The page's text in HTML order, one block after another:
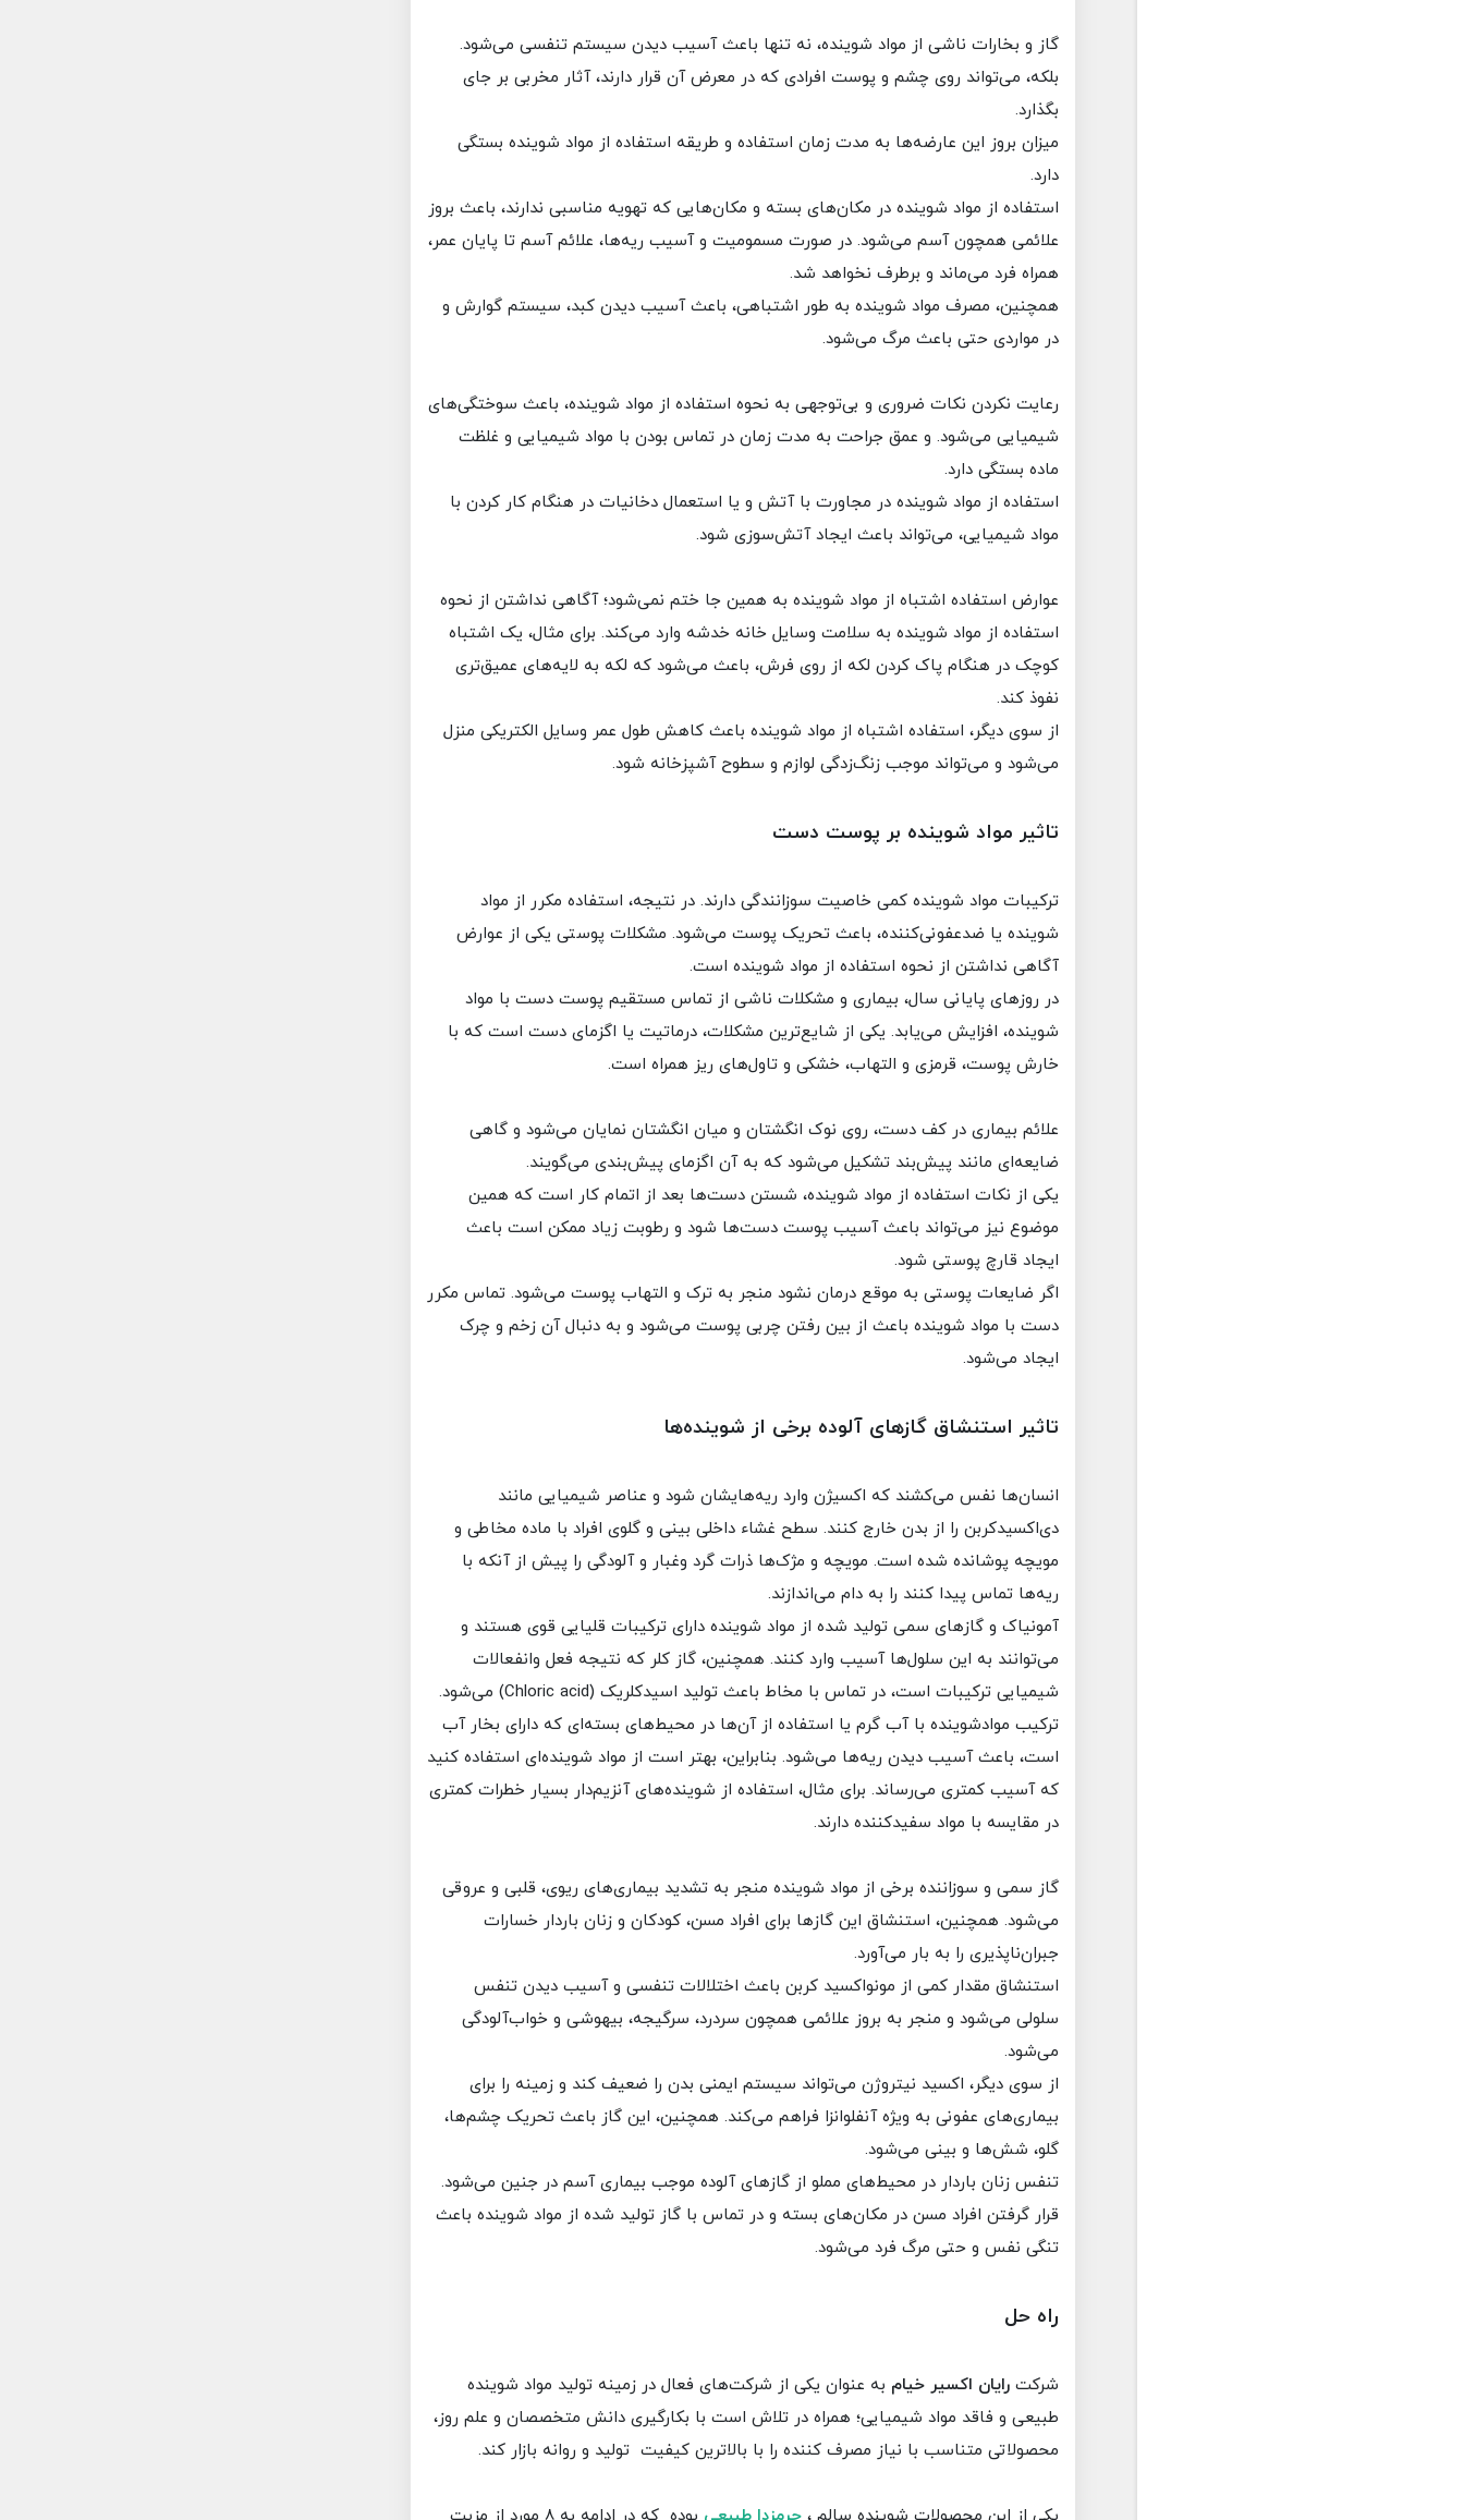
گاز و بخارات ناشی از مواد شوینده، نه تنها باعث آسیب دیدن سیستم تنفسی می‌شود.
بلکه، می‌تواند روی چشم و پوست افرادی که در معرض آن قرار دارند، آثار مخربی بر جای
بگذارد.
میزان بروز این عارضه‌ها به مدت زمان استفاده و طریقه استفاده از مواد شوینده بستگی
دارد.
استفاده از مواد شوینده در مکان‌های بسته و مکان‌هایی که تهویه مناسبی ندارند، باعث بروز
علائمی همچون آسم می‌شود. در صورت مسمومیت و آسیب ریه‌ها، علائم آسم تا پایان عمر،
همراه فرد می‌ماند و برطرف نخواهد شد.
همچنین، مصرف مواد شوینده به طور اشتباهی، باعث آسیب دیدن کبد، سیستم گوارش و
در مواردی حتی باعث مرگ می‌شود.
رعایت نکردن نکات ضروری و بی‌توجهی به نحوه استفاده از مواد شوینده، باعث سوختگی‌های
شیمیایی می‌شود. و عمق جراحت به مدت زمان در تماس بودن با مواد شیمیایی و غلظت
ماده بستگی دارد.
استفاده از مواد شوینده در مجاورت با آتش و یا استعمال دخانیات در هنگام کار کردن با
مواد شیمیایی، می‌تواند باعث ایجاد آتش‌سوزی شود.
عوارض استفاده اشتباه از مواد شوینده به همین ‌جا ختم نمی‌شود؛ آگاهی نداشتن از نحوه
استفاده از مواد شوینده به سلامت وسایل خانه خدشه وارد می‌کند. برای مثال، یک اشتباه
کوچک در هنگام پاک‌ کردن لکه از روی فرش، باعث می‌شود که لکه به لایه‌های عمیق‌تری
نفوذ کند.
از سوی دیگر، استفاده اشتباه از مواد شوینده باعث کاهش طول عمر وسایل الکتریکی منزل
می‌شود و می‌تواند موجب زنگ‌زدگی لوازم و سطوح آشپزخانه شود.
تاثیر مواد شوینده بر پوست دست
ترکیبات مواد شوینده کمی خاصیت سوزانندگی دارند. در نتیجه، استفاده مکرر از مواد
شوینده یا ضدعفونی‌کننده، باعث تحریک پوست می‌شود. مشکلات پوستی یکی از عوارض
آگاهی نداشتن از نحوه استفاده از مواد شوینده است.
در روزهای پایانی سال، بیماری‌ و مشکلات ناشی از تماس مستقیم پوست دست با مواد
شوینده، افزایش می‌یابد. یکی از شایع‌ترین مشکلات، درماتیت یا اگزمای دست است که با
خارش پوست، قرمزی و التهاب، خشکی و تاول‌های ریز همراه است.
علائم بیماری در کف ‌دست، روی نوک انگشتان و میان انگشتان نمایان می‌شود و گاهی
ضایعه‌ای مانند پیش‌بند تشکیل می‌شود که به آن اگزمای پیش‌بندی می‌گویند.
یکی از نکات استفاده از مواد شوینده، شستن دست‌ها بعد از اتمام کار است که همین
موضوع نیز می‌تواند باعث آسیب پوست دست‌ها شود و رطوبت زیاد ممکن است باعث
ایجاد قارچ پوستی شود.
اگر ضایعات پوستی به موقع درمان نشود منجر به ترک و التهاب پوست می‌شود. تماس مکرر
دست با مواد شوینده باعث از بین رفتن چربی پوست می‌شود و به دنبال آن زخم و چرک
ایجاد می‌شود.
تاثیر استنشاق گازهای آلوده برخی از شوینده‌ها
انسان‌ها نفس می‌کشند که اکسیژن وارد ریه‌هایشان شود و عناصر شیمیایی مانند
دی‌اکسیدکربن را از بدن خارج کنند. سطح غشاء داخلی بینی و گلوی افراد با ماده مخاطی و
مویچه پوشانده شده است. مویچه و مژک‌ها ذرات گرد وغبار و آلودگی را پیش از آنکه با
ریه‌ها تماس پیدا کنند را به دام می‌اندازند.
آمونیاک و گازهای سمی تولید شده از مواد شوینده دارای ترکیبات قلیایی قوی هستند و
می‌توانند به این سلول‌ها آسیب وارد کنند. همچنین، گاز کلر که نتیجه فعل‌ وانفعالات
شیمیایی ترکیبات است، در تماس با مخاط باعث تولید اسیدکلریک (Chloric acid) می‌شود.
ترکیب موادشوینده با آب گرم یا استفاده از آن‌ها در محیط‌های بسته‌ای که دارای بخار آب
است، باعث آسیب دیدن ریه‌ها می‌شود. بنابراین، بهتر است از مواد شوینده‌ای استفاده کنید
که آسیب کمتری می‌رساند. برای مثال، استفاده از شوینده‌های آنزیم‌دار بسیار خطرات کمتری
در مقایسه با مواد سفیدکننده دارند.
گاز سمی و سوزاننده برخی از مواد شوینده منجر به تشدید بیماری‌های ریوی، قلبی و عروقی
می‌شود. همچنین، استنشاق این گاز‌ها برای افراد مسن، کودکان و زنان باردار خسارات
جبران‌ناپذیری را به بار می‌آورد.
استنشاق مقدار کمی از مونواکسید کربن باعث اختلالات تنفسی و آسیب دیدن تنفس
سلولی می‌شود و منجر به بروز علائمی همچون سردرد، سرگیجه، بیهوشی و خواب‌آلودگی
می‌شود.
از سوی دیگر، اکسید نیتروژن می‌تواند سیستم ایمنی بدن را ضعیف کند و زمینه را برای
بیماری‌های عفونی به ویژه آنفلوانزا فراهم می‌کند. همچنین، این گاز باعث تحریک چشم‌ها،
گلو، شش‌ها و بینی می‌شود.
تنفس زنان باردار در محیط‌های مملو از گازهای آلوده موجب بیماری آسم در جنین می‌شود.
قرار گرفتن افراد مسن در مکان‌های بسته و در تماس با گاز تولید شده از مواد شوینده باعث
تنگی نفس و حتی مرگ فرد می‌شود.
راه حل
شرکت رایان اکسیر خیام به عنوان یکی از شرکت‌های فعال در زمینه تولید مواد شوینده
طبیعی و فاقد مواد شیمیایی؛ همراه در تلاش است با بکارگیری دانش متخصصان و علم روز،
محصولاتی متناسب با نیاز مصرف کننده را با بالاترین کیفیت تولید و روانه بازار کند.